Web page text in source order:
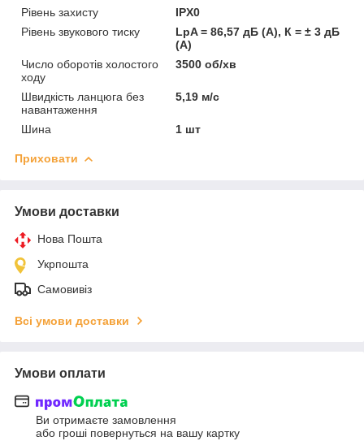
Рівень захисту
IPX0
Рівень звукового тиску
LpA = 86,57 дБ (А), К = ± 3 дБ
(А)
Число оборотів холостого
ходу
3500 об/хв
Швидкість ланцюга без
навантаження
5,19 м/с
Шина 1 шт
Приховати
Умови доставки
Нова Пошта
Укрпошта
Самовивіз
Всі умови доставки
Умови оплати
Ви отримаєте замовлення
або гроші повернуться на вашу картку